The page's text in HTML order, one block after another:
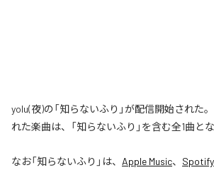
yolu(夜)の「知らないふり」が配信開始された
れた楽曲は、「知らないふり」を含む全1曲と
なお「知らないふり 」は、 Apple Music、 Spotify